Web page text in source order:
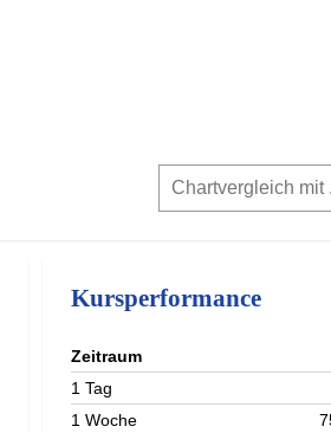
Kursperformance
Zeitraum
1 Tag
1 Woche